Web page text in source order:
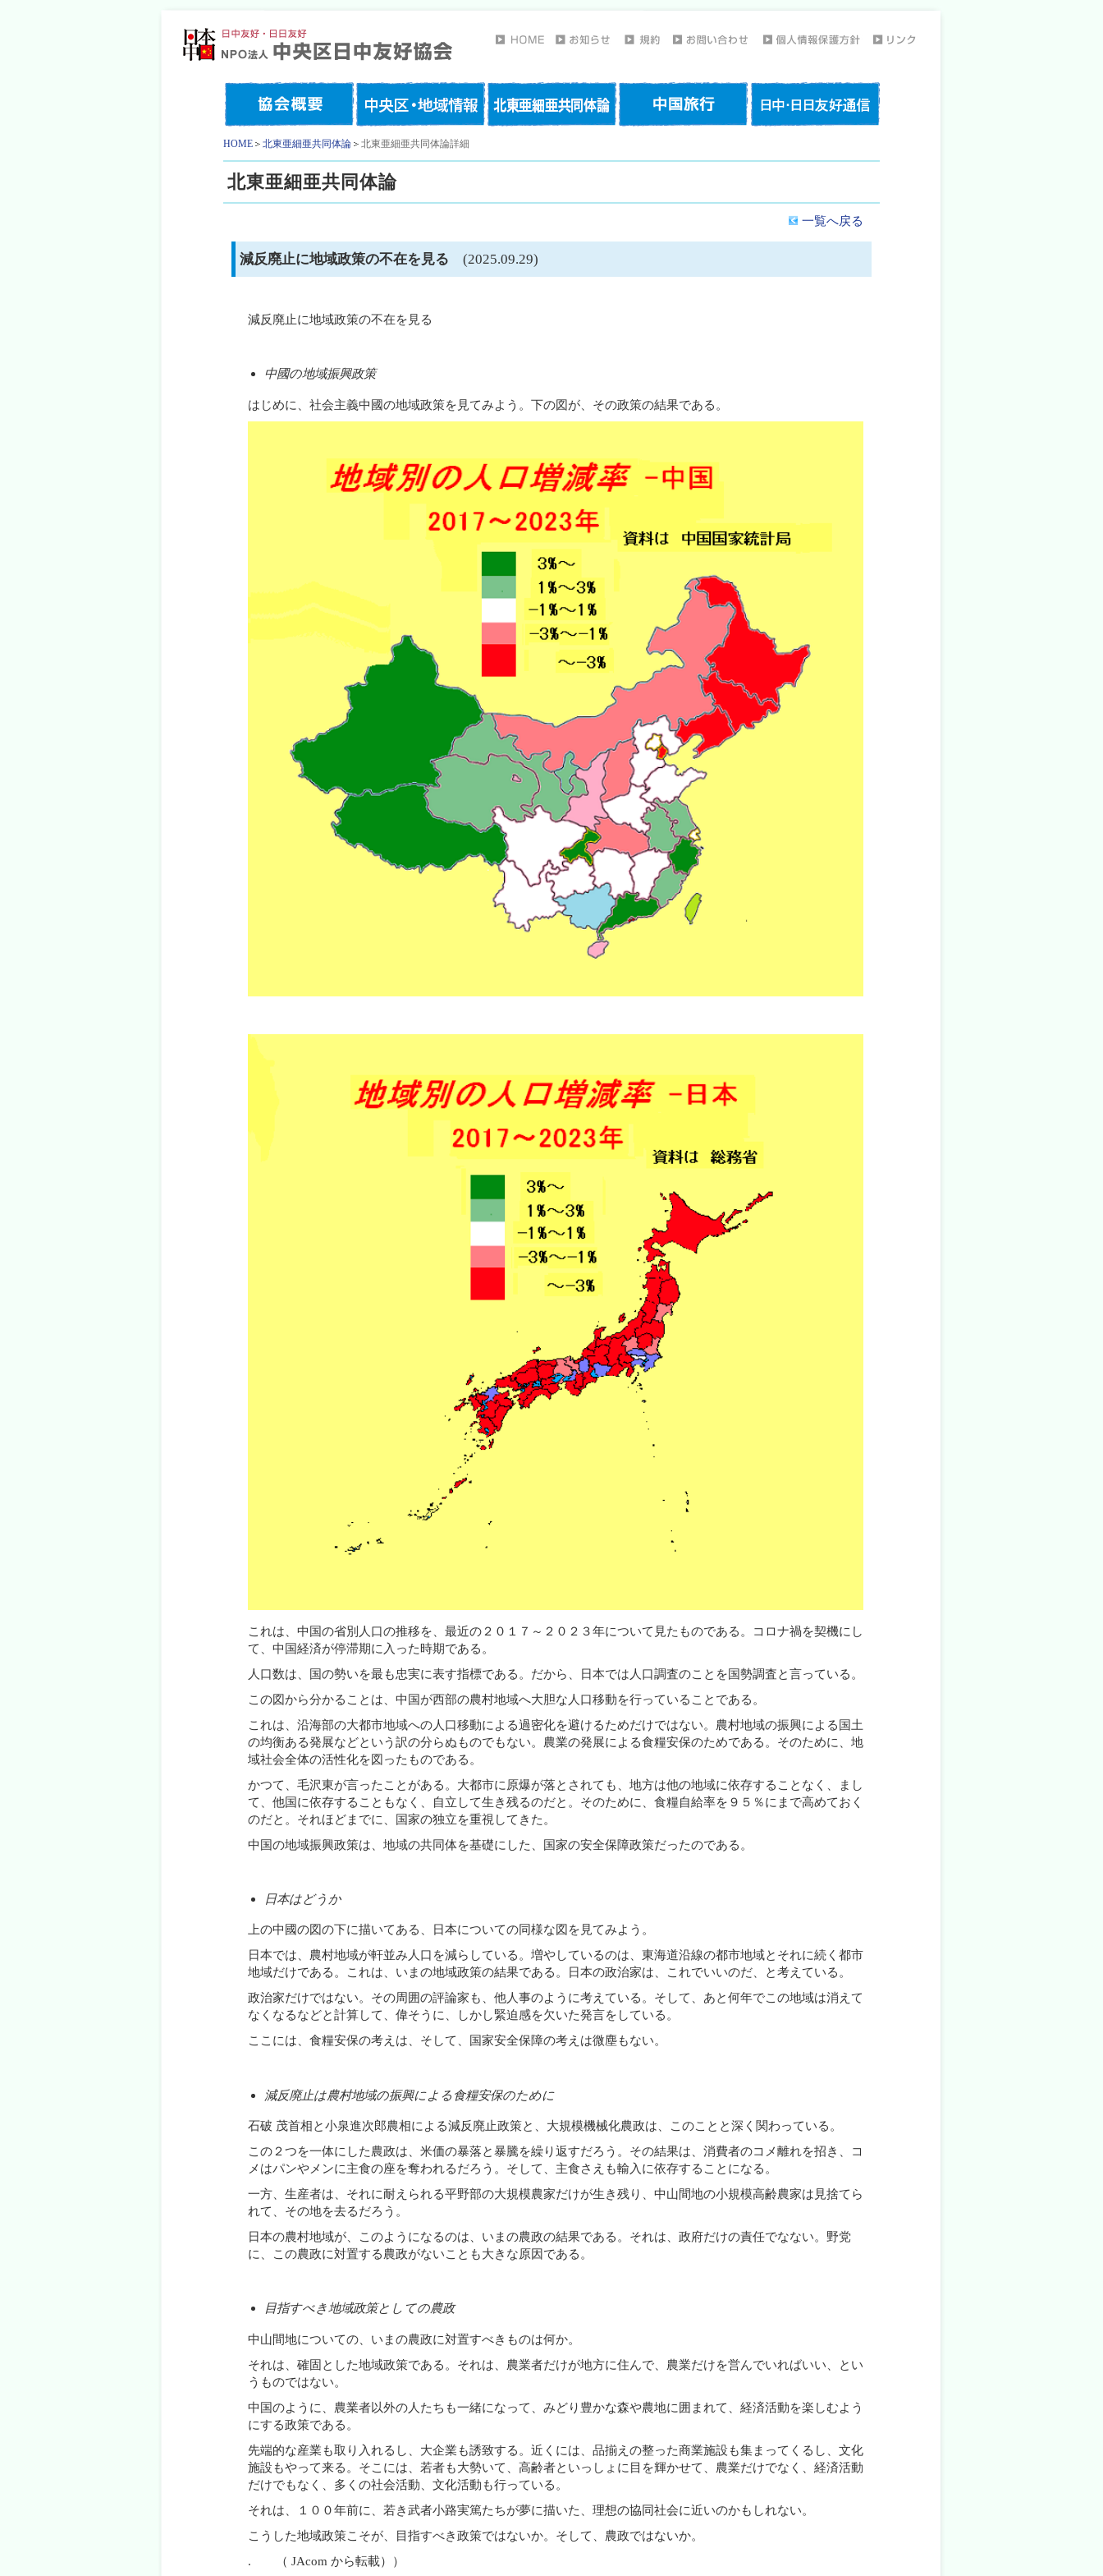
HOME 北東亜細亜共同体論 北東亜細亜共同体論詳細
北東亜細亜共同体論
一覧へ戻る
減反廃止に地域政策の不在を見る (2025.09.29)
減反廃止に地域政策の不在を見る
中國の地域振興政策
はじめに、社会主義中國の地域政策を見てみよう。下の図が、その政策の結果である。
これは、中国の省別人口の推移を、最近の２０１７～２０２３年について見たものである。コロナ禍を契機にし
て、中国経済が停滞期に入った時期である。
人口数は、国の勢いを最も忠実に表す指標である。だから、日本では人口調査のことを国勢調査と言っている。
この図から分かることは、中国が西部の農村地域へ大胆な人口移動を行っていることである。
これは、沿海部の大都市地域への人口移動による過密化を避けるためだけではない。農村地域の振興による国土
の均衡ある発展などという訳の分らぬものでもない。農業の発展による食糧安保のためである。そのために、地
域社会全体の活性化を図ったものである。
かつて、毛沢東が言ったことがある。大都市に原爆が落とされても、地方は他の地域に依存することなく、まし
て、他国に依存することもなく、自立して生き残るのだと。そのために、食糧自給率を９５％にまで高めておく
のだと。それほどまでに、国家の独立を重視してきた。
中国の地域振興政策は、地域の共同体を基礎にした、国家の安全保障政策だったのである。
日本はどうか
上の中國の図の下に描いてある、日本についての同様な図を見てみよう。
日本では、農村地域が軒並み人口を減らしている。増やしているのは、東海道沿線の都市地域とそれに続く都市
地域だけである。これは、いまの地域政策の結果である。日本の政治家は、これでいいのだ、と考えている。
政治家だけではない。その周囲の評論家も、他人事のように考えている。そして、あと何年でこの地域は消えて
なくなるなどと計算して、偉そうに、しかし緊迫感を欠いた発言をしている。
ここには、食糧安保の考えは、そして、国家安全保障の考えは微塵もない。
減反廃止は農村地域の振興による食糧安保のために
石破 茂首相と小泉進次郎農相による減反廃止政策と、大規模機械化農政は、このことと深く関わっている。
この２つを一体にした農政は、米価の暴落と暴騰を繰り返すだろう。その結果は、消費者のコメ離れを招き、コ
メはパンやメンに主食の座を奪われるだろう。そして、主食さえも輸入に依存することになる。
一方、生産者は、それに耐えられる平野部の大規模農家だけが生き残り、中山間地の小規模高齢農家は見捨てら
れて、その地を去るだろう。
日本の農村地域が、このようになるのは、いまの農政の結果である。それは、政府だけの責任でなない。野党
に、この農政に対置する農政がないことも大きな原因である。
目指すべき地域政策としての農政
中山間地についての、いまの農政に対置すべきものは何か。
それは、確固とした地域政策である。それは、農業者だけが地方に住んで、農業だけを営んでいればいい、とい
うものではない。
中国のように、農業者以外の人たちも一緒になって、みどり豊かな森や農地に囲まれて、経済活動を楽しむよう
にする政策である。
先端的な産業も取り入れるし、大企業も誘致する。近くには、品揃えの整った商業施設も集まってくるし、文化
施設もやって来る。そこには、若者も大勢いて、高齢者といっしょに目を輝かせて、農業だけでなく、経済活動
だけでもなく、多くの社会活動、文化活動も行っている。
それは、１００年前に、若き武者小路実篤たちが夢に描いた、理想の協同社会に近いのかもしれない。
こうした地域政策こそが、目指すべき政策ではないか。そして、農政ではないか。
. （ JAcom から転載））